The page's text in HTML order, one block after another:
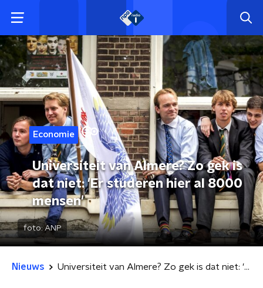
Economie
Universiteit van Almere? Zo gek is
dat niet: 'Er studeren hier al 8000
mensen'
foto:ANP
Nieuws Universiteit van Almere? Zo gek is dat niet: 'Er studeren hier al 8000 mensen'